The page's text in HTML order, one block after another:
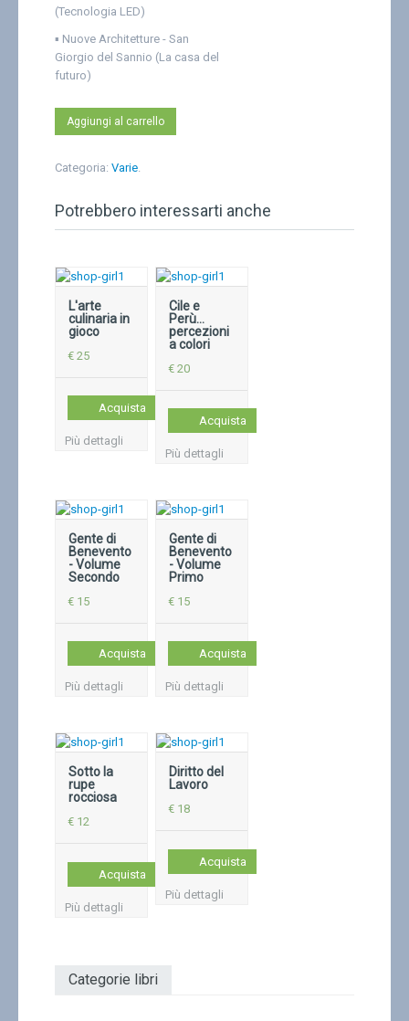
(Tecnologia LED)
▪ Nuove Architetture - San
Giorgio del Sannio (La casa del
futuro)
Aggiungi al carrello
Categoria: Varie
Potrebbero interessarti anche
L'arte
culinaria in
gioco
€ 25
Acquista
Più dettagli
Cile e
Perù...
percezioni
a colori
€ 20
Acquista
Più dettagli
Gente di
Benevento
- Volume
Secondo
€ 15
Acquista
Più dettagli
Gente di
Benevento
- Volume
Primo
€ 15
Acquista
Più dettagli
Sotto la
rupe
rocciosa
€ 12
Acquista
Più dettagli
Diritto del
Lavoro
€ 18
Acquista
Più dettagli
Categorie libri